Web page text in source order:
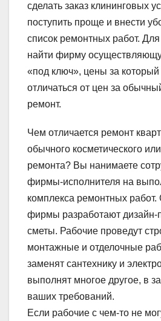
сделать заказ клининговых
поступить проще и внести
список ремонтных работ.
найти фирму
«под ключ», цены за который
отличаться от цен за
ремонт.
Чем отличается ремонт
обычного косметического
ремонта? Вы нанимаете
фирмы-исполнителя на
комплекса ремонтных
фирмы разработают дизайн-
сметы. Рабочие проведут
монтажные и отделочные
заменят сантехнику и
выполнят многое другое, в
ваших требований.
Если рабочие с чем-то не